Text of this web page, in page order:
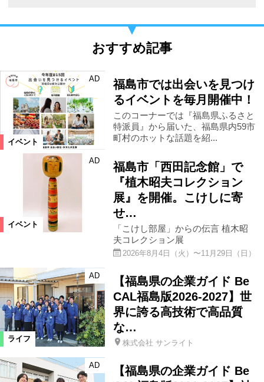
おすすめ記事
イベント
AD
福島市では出会いを見つけ
るイベントを毎月開催中！
このコーナーでは『福島県ふるさと
特派員』から届いた、福島県内59市
町村のホットな話題を紹...
イベント
AD
福島市「西田記念館」で
『植木昭夫コレクション
展』を開催。こけしに寄
せ…
「こけし部屋」からの伝言 植木昭
夫コレクション展
2026年8月4日（火）〜11月29日（日）
ライフ
AD
【福島県の企業ガイド Be
CAL福島版2026-2027】世
界に誇る高技術で高品質
な…
株式会社 サンライト
AD
【福島県の企業ガイド Be